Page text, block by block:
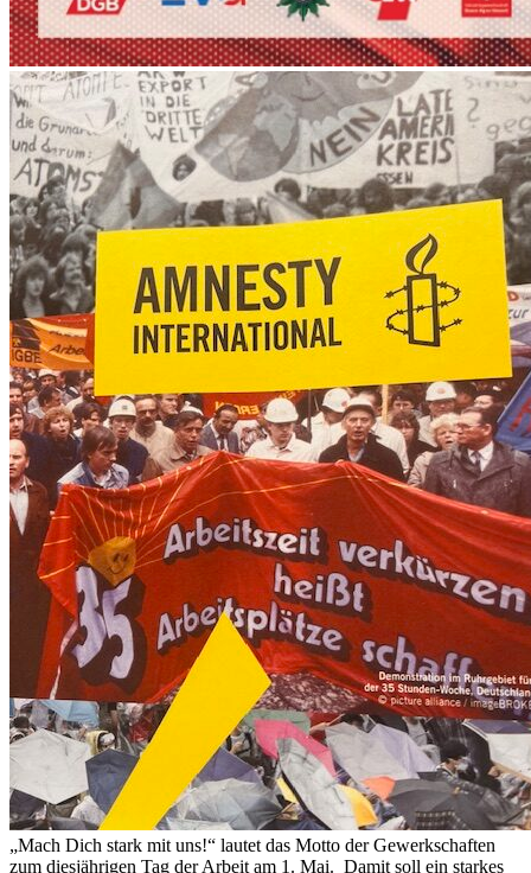
„Mach Dich stark mit uns!“ lautet das Motto der Gewerkschaften
zum diesjährigen Tag der Arbeit am 1. Mai. Damit soll ein starkes